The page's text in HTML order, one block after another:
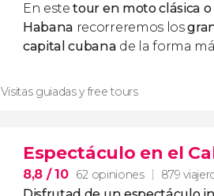
En estetour en moto clásica
Habana recorreremos los
capital cubana de la forma
Visitas guiadas y free tours
Espectáculo en el
8,8 / 10 62 opiniones 879